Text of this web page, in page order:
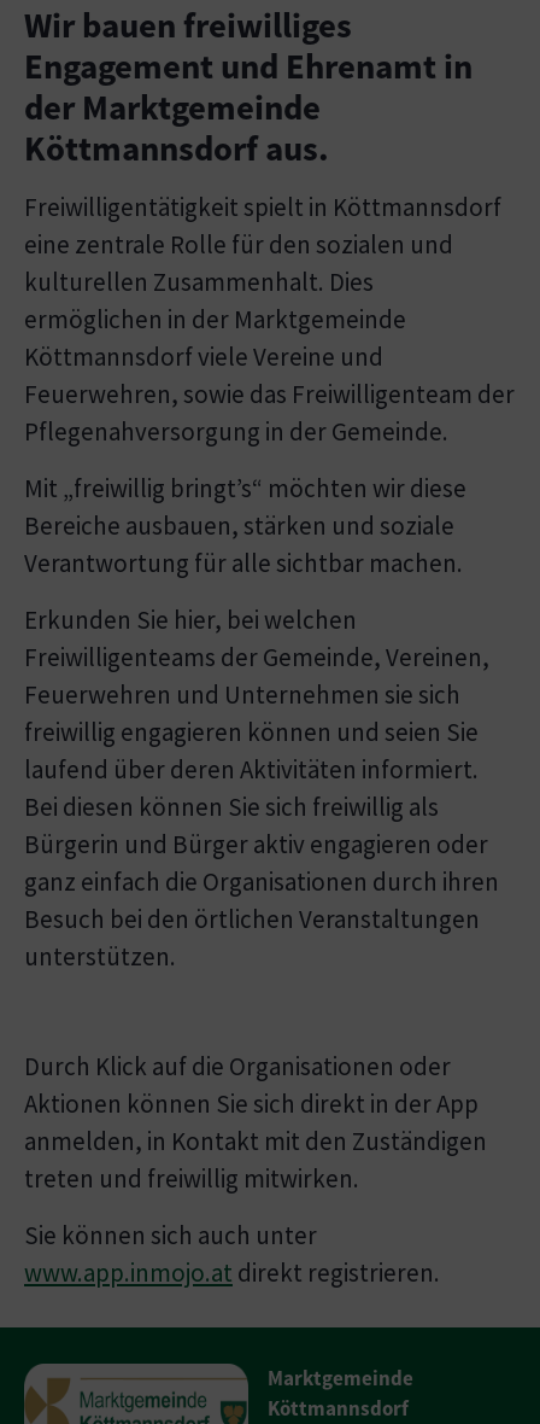
Wir bauen freiwilliges
Engagement und Ehrenamt in
der Marktgemeinde
Köttmannsdorf aus.
Freiwilligentätigkeit spielt in Köttmannsdorf
eine zentrale Rolle für den sozialen und
kulturellen Zusammenhalt. Dies
ermöglichen in der Marktgemeinde
Köttmannsdorf viele Vereine und
Feuerwehren, sowie das Freiwilligenteam der
Pflegenahversorgung in der Gemeinde.
Mit „freiwillig bringt’s“ möchten wir diese
Bereiche ausbauen, stärken und soziale
Verantwortung für alle sichtbar machen.
Erkunden Sie hier, bei welchen
Freiwilligenteams der Gemeinde, Vereinen,
Feuerwehren und Unternehmen sie sich
freiwillig engagieren können und seien Sie
laufend über deren Aktivitäten informiert.
Bei diesen können Sie sich freiwillig als
Bürgerin und Bürger aktiv engagieren oder
ganz einfach die Organisationen durch ihren
Besuch bei den örtlichen Veranstaltungen
unterstützen.
Durch Klick auf die Organisationen oder
Aktionen können Sie sich direkt in der App
anmelden, in Kontakt mit den Zuständigen
treten und freiwillig mitwirken.
Sie können sich auch unter
www.app.inmojo.at direkt registrieren.
Marktgemeinde
Köttmannsdorf